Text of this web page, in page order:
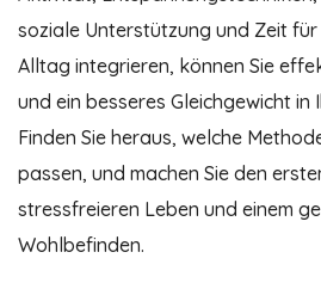
soziale Unterstützung und Zeit
Alltag integrieren, können Sie
und ein besseres Gleichgewicht in
Finden Sie heraus, welche
passen, und machen Sie den
stressfreieren Leben und einem
Wohlbefinden.